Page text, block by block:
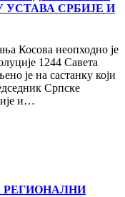
СРБИЈЕ И
Косова неопходно је
1244 Савета
је на састанку који
Српске
и…
РЕГИОНАЛНИ